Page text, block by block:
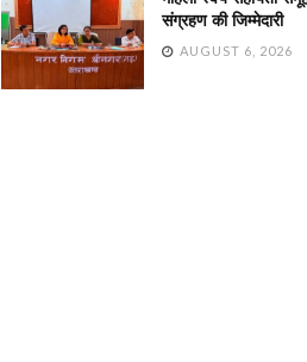
संग्रहण की जिम्मेदारी
AUGUST 6, 2026